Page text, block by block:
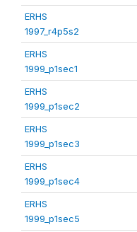
ERHS
1997_r4p5s2
ERHS
1999_p1sec1
ERHS
1999_p1sec2
ERHS
1999_p1sec3
ERHS
1999_p1sec4
ERHS
1999_p1sec5